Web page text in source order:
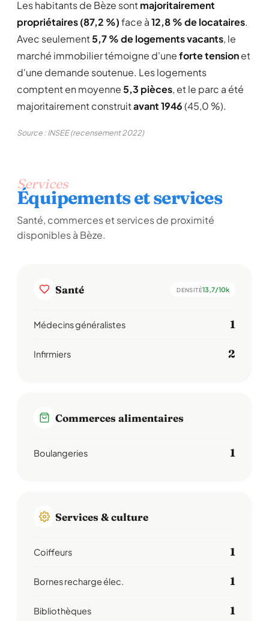
Les habitants de Bèze sontmajoritairement
propriétaires (87,2 %)face à12,8 % de locataires.
Avec seulement5,7 % de logements vacants, le
marché immobilier témoigne d'uneforte tensionet
d'une demande soutenue. Les logements
comptent en moyenne5,3 pièces, et le parc a été
majoritairement construitavant 1946(45,0 %).
Source : INSEE (recensement 2022)
Services
Équipements et services
Santé, commerces et services de proximité
disponibles à Bèze.
Santé DENSITÉ13,7/10k
Médecins généralistes 1
Infirmiers 2
Commerces alimentaires
Boulangeries 1
Services & culture
Coiffeurs 1
Bornes recharge élec. 1
Bibliothèques 1